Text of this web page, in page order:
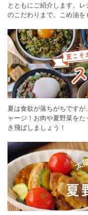
とともにご紹介します。
のこだわりまで。こめ油
夏は食欲が落ちがちです
ャージ！お肉や夏野菜を
き飛ばしましょう！